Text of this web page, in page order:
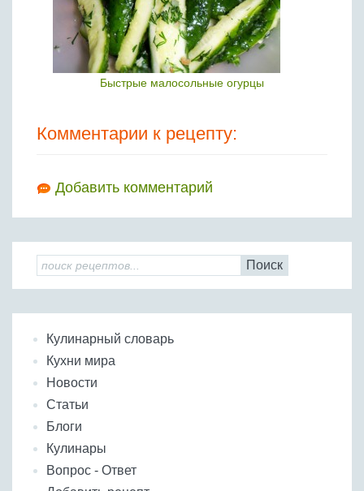
Быстрые малосольные огурцы
Комментарии к рецепту:
Добавить комментарий
Поиск
Кулинарный словарь
Кухни мира
Новости
Статьи
Блоги
Кулинары
Вопрос - Ответ